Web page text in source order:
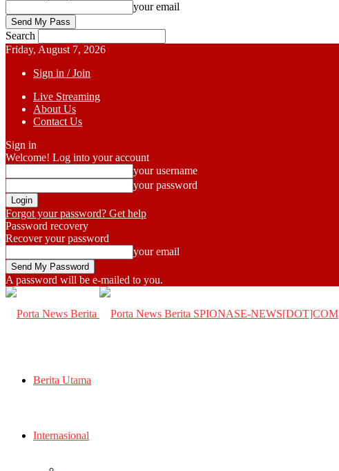
your email
Search
Friday, August 7, 2026
Sign in / Join
Live Streaming
About Us
Contact Us
Sign in
Welcome! Log into your account
your username
your password
Forgot your password? Get help
Password recovery
Recover your password
your email
A password will be e-mailed to you.
SPIONASE-NEWS[DOT]COM
Berita Utama
Internasional